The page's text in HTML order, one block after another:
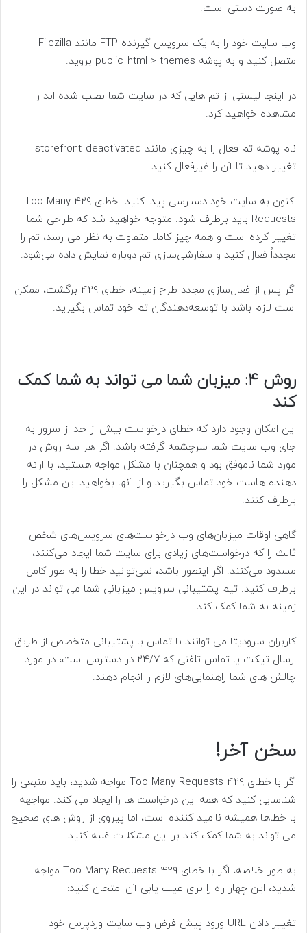
به صورت دستی است.
وب سایت خود را به یک سرویس گیرنده FTP مانند Filezilla
متصل کنید و به پوشه public_html > themes بروید.
در اینجا لیستی از تم هایی که در سایت شما نصب شده اند را
مشاهده خواهید کرد.
نام پوشه تم فعال را به چیزی مانند storefront_deactivated
تغییر دهید تا آن را غیرفعال کنید.
اکنون به سایت خود دسترسی پیدا کنید. خطای 429 Too Many
Requests باید برطرف شود. متوجه خواهید شد که طراحی شما
تغییر کرده است و همه چیز کاملا متفاوت به نظر می رسد، تم را
مجدداً فعال کنید و سفارشی‌سازی تم دوباره نمایش داده می‌شود.
اگر پس از فعال‌سازی مجدد طرح زمینه، خطای 429 برگشت، ممکن
است لازم باشد با توسعه‌دهندگان تم خود تماس بگیرید.
روش 4: میزبان شما می تواند به شما کمک
کند
این امکان وجود دارد که خطای درخواست بیش از حد از سرور به
جای وب سایت شما سرچشمه گرفته باشد. اگر هر سه روش در
مورد شما ناموفق بود و همچنان با مشکل مواجه هستید، با ارائه
دهنده هاست خود تماس بگیرید و از آنها بخواهید این مشکل را
برطرف کنند.
گاهی اوقات میزبان‌های وب درخواست‌های سرویس‌های شخص
ثالث را که درخواست‌های زیادی برای سایت شما ایجاد می‌کنند،
مسدود می‌کنند. اگر اینطور باشد، نمی‌توانید خطا را به طور کامل
برطرف کنید. تیم پشتیبانی سرویس میزبانی شما می تواند در این
زمینه به شما کمک کند.
کاربران سرودیتا می توانند با تماس با پشتیبانی متخصص از طریق
ارسال تیکت یا تماس تلفنی که 24/7 در دسترس است، در مورد
چالش های شما راهنمایی‌های لازم را انجام دهند.
سخن آخر!
اگر با خطای 429 Too Many Requests مواجه شدید، باید منبعی را
شناسایی کنید که همه این درخواست ها را ایجاد می کند. مواجهه
با خطاها همیشه ناامید کننده است، اما پیروی از روش های صحیح
می تواند به شما کمک کند بر این مشکلات غلبه کنید.
به طور خلاصه، اگر با خطای 429 Too Many Requests مواجه
شدید، این چهار راه را برای عیب یابی آن امتحان کنید:
تغییر دادن URL ورود پیش فرض وب سایت وردپرس خود